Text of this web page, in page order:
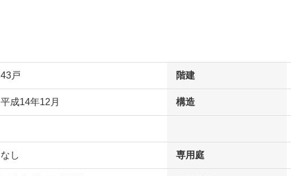
43戸 階建
平成14年12月 構造
なし 専用庭